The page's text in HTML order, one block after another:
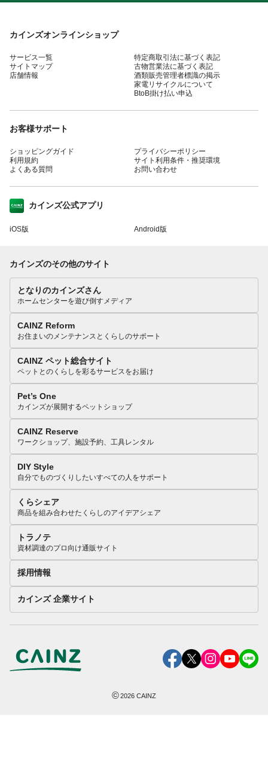
カインズオンラインショップ
サービス一覧
サイトマップ
店舗情報
特定商取引法に基づく表記
古物営業法に基づく表記
酒類販売管理者標識の掲示
家電リサイクルについて
BtoB掛け払い申込
お客様サポート
ショッピングガイド
利用規約
よくある質問
プライバシーポリシー
サイト利用条件・推奨環境
お問い合わせ
カインズ公式アプリ
iOS版 Android版
カインズのその他のサイト
となりのカインズさん
ホームセンターを遊び倒すメディア
CAINZ Reform
お住まいのメンテナンスとくらしのサポート
CAINZ ペット総合サイト
ペットとのくらしを彩るサービスをお届け
Pet’s One
カインズが展開するペットショップ
CAINZ Reserve
ワークショップ、施設予約、工具レンタル
DIY Style
自分でものづくりしたいすべての人をサポート
くらシェア
商品を組み合わせたくらしのアイデアシェア
トラノテ
資材調達のプロ向け通販サイト
採用情報
カインズ 企業サイト
©2026 CAINZ